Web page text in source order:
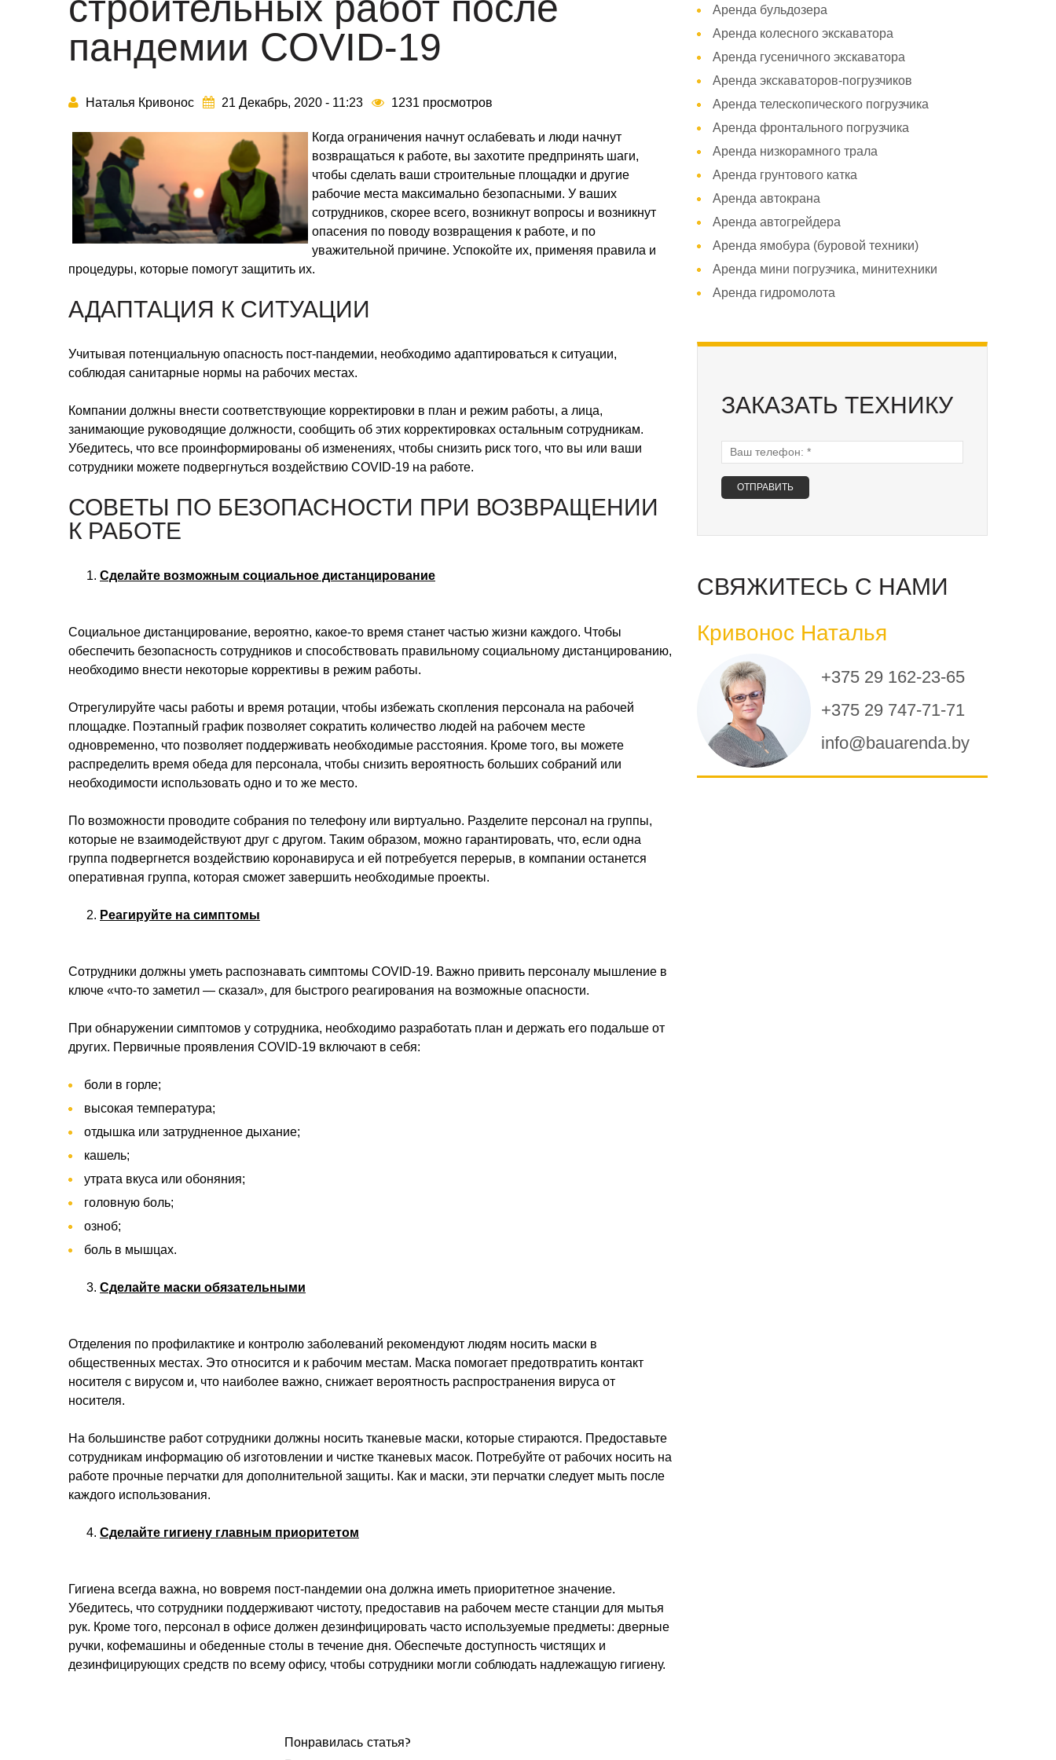
пандемии COVID-19
Наталья Кривонос 21 Декабрь, 2020 - 11:23 1231 просмотров
Когда ограничения начнут ослабевать и люди начнут
возвращаться к работе, вы захотите предпринять шаги,
чтобы сделать ваши строительные площадки и другие
рабочие места максимально безопасными. У ваших
сотрудников, скорее всего, возникнут вопросы и возникнут
опасения по поводу возвращения к работе, и по
уважительной причине. Успокойте их, применяя правила и
процедуры, которые помогут защитить их.
АДАПТАЦИЯ К СИТУАЦИИ
Учитывая потенциальную опасность пост-пандемии, необходимо адаптироваться к ситуации,
соблюдая санитарные нормы на рабочих местах.
Компании должны внести соответствующие корректировки в план и режим работы, а лица,
занимающие руководящие должности, сообщить об этих корректировках остальным сотрудникам.
Убедитесь, что все проинформированы об изменениях, чтобы снизить риск того, что вы или ваши
сотрудники можете подвергнуться воздействию COVID-19 на работе.
СОВЕТЫ ПО БЕЗОПАСНОСТИ ПРИ ВОЗВРАЩЕНИИ
К РАБОТЕ
Сделайте возможным социальное дистанцирование
Социальное дистанцирование, вероятно, какое-то время станет частью жизни каждого. Чтобы
обеспечить безопасность сотрудников и способствовать правильному социальному дистанцированию,
необходимо внести некоторые коррективы в режим работы.
Отрегулируйте часы работы и время ротации, чтобы избежать скопления персонала на рабочей
площадке. Поэтапный график позволяет сократить количество людей на рабочем месте
одновременно, что позволяет поддерживать необходимые расстояния. Кроме того, вы можете
распределить время обеда для персонала, чтобы снизить вероятность больших собраний или
необходимости использовать одно и то же место.
По возможности проводите собрания по телефону или виртуально. Разделите персонал на группы,
которые не взаимодействуют друг с другом. Таким образом, можно гарантировать, что, если одна
группа подвергнется воздействию коронавируса и ей потребуется перерыв, в компании останется
оперативная группа, которая сможет завершить необходимые проекты.
Реагируйте на симптомы
Сотрудники должны уметь распознавать симптомы COVID-19. Важно привить персоналу мышление в
ключе «что-то заметил — сказал», для быстрого реагирования на возможные опасности.
При обнаружении симптомов у сотрудника, необходимо разработать план и держать его подальше от
других. Первичные проявления COVID-19 включают в себя:
боли в горле;
высокая температура;
отдышка или затрудненное дыхание;
кашель;
утрата вкуса или обоняния;
головную боль;
озноб;
боль в мышцах.
Сделайте маски обязательными
Отделения по профилактике и контролю заболеваний рекомендуют людям носить маски в
общественных местах. Это относится и к рабочим местам. Маска помогает предотвратить контакт
носителя с вирусом и, что наиболее важно, снижает вероятность распространения вируса от
носителя.
На большинстве работ сотрудники должны носить тканевые маски, которые стираются. Предоставьте
сотрудникам информацию об изготовлении и чистке тканевых масок. Потребуйте от рабочих носить на
работе прочные перчатки для дополнительной защиты. Как и маски, эти перчатки следует мыть после
каждого использования.
Сделайте гигиену главным приоритетом
Гигиена всегда важна, но вовремя пост-пандемии она должна иметь приоритетное значение.
Убедитесь, что сотрудники поддерживают чистоту, предоставив на рабочем месте станции для мытья
рук. Кроме того, персонал в офисе должен дезинфицировать часто используемые предметы: дверные
ручки, кофемашины и обеденные столы в течение дня. Обеспечьте доступность чистящих и
дезинфицирующих средств по всему офису, чтобы сотрудники могли соблюдать надлежащую гигиену.
Понравилась статья?
Аренда бульдозера
Аренда колесного экскаватора
Аренда гусеничного экскаватора
Аренда экскаваторов-погрузчиков
Аренда телескопического погрузчика
Аренда фронтального погрузчика
Аренда низкорамного трала
Аренда грунтового катка
Аренда автокрана
Аренда автогрейдера
Аренда ямобура (буровой техники)
Аренда мини погрузчика, минитехники
Аренда гидромолота
ЗАКАЗАТЬ ТЕХНИКУ
Ваш телефон:
СВЯЖИТЕСЬ С НАМИ
Кривонос Наталья
+375 29 162-23-65
+375 29 747-71-71
info@bauarenda.by